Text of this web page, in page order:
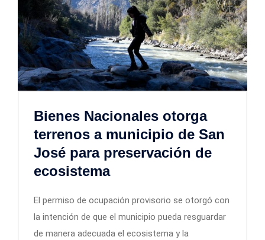
Bienes Nacionales otorga
terrenos a municipio de San
José para preservación de
ecosistema
El permiso de ocupación provisorio se otorgó con
la intención de que el municipio pueda resguardar
de manera adecuada el ecosistema y la